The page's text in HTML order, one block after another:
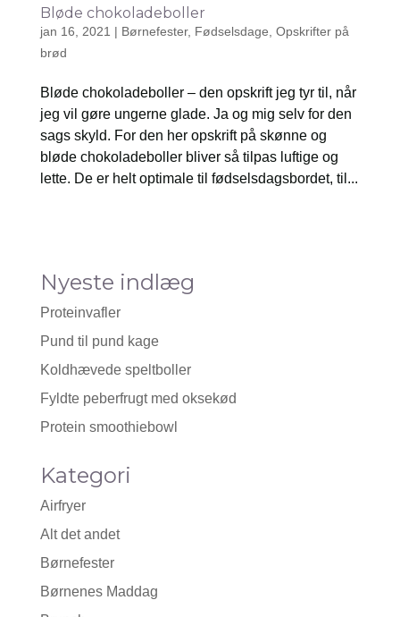
Bløde chokoladeboller
jan 16, 2021 | Børnefester, Fødselsdage Opskrifter på
brød
Bløde chokoladeboller – den opskrift jeg tyr til, når
jeg vil gøre ungerne glade. Ja og mig selv for den
sags skyld. For den her opskrift på skønne og
bløde chokoladeboller bliver så tilpas luftige og
lette. De er helt optimale til fødselsdagsbordet, til...
Nyeste indlæg
Proteinvafler
Pund til pund kage
Koldhævede speltboller
Fyldte peberfrugt med oksekød
Protein smoothiebowl
Kategori
Airfryer
Alt det andet
Børnefester
Børnenes Maddag